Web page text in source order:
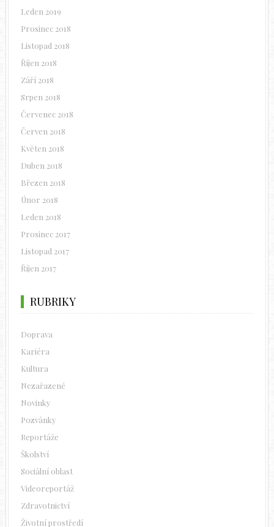
Leden 2019
Prosinec 2018
Listopad 2018
Říjen 2018
Září 2018
Srpen 2018
Červenec 2018
Červen 2018
Květen 2018
Duben 2018
Březen 2018
Únor 2018
Leden 2018
Prosinec 2017
Listopad 2017
Říjen 2017
RUBRIKY
Doprava
Kariéra
Kultura
Nezařazené
Novinky
Pozvánky
Reportáže
Školství
Sociální oblast
Videoreportáž
Zdravotnictví
Životní prostředí